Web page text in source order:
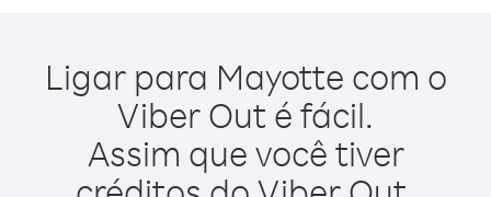
Ligar para Mayotte com o
Viber Out é fácil.
Assim que você tiver